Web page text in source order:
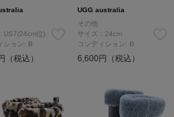
US7(24cm位)
ション: B
（税込）
UGG australia
その他
サイズ：24cm
コンディション: B
6,600円（税込）